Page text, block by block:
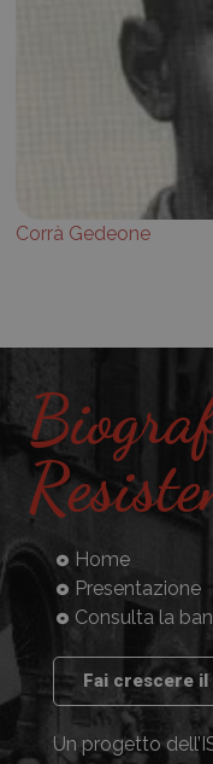
Corrà Gedeone
Home
Presentazione
Consulta la
Fai crescere
Un progetto